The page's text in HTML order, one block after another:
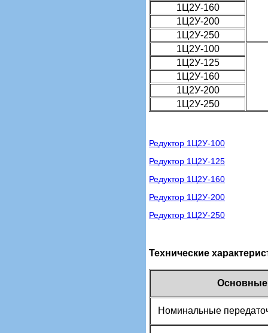
1Ц2У-160
1Ц2У-200
1Ц2У-250
1Ц2У-100
1Ц2У-125
1Ц2У-160
1Ц2У-200
1Ц2У-250
Редуктор 1Ц2У-100
Редуктор 1Ц2У-125
Редуктор 1Ц2У-160
Редуктор 1Ц2У-200
Редуктор 1Ц2У-250
Технические
Основные
Номинальные